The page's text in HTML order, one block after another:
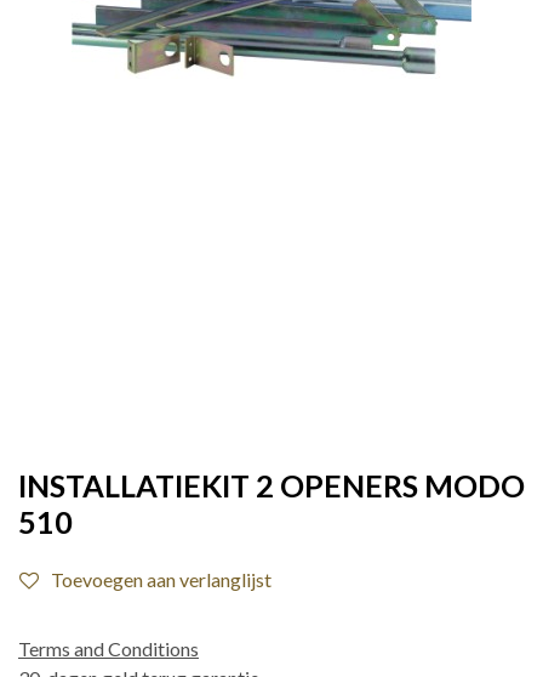
INSTALLATIEKIT 2 OPENERS MODO
510
Toevoegen aan verlanglijst
Terms and Conditions